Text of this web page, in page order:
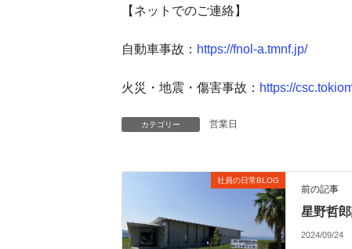
【ネットでのご連絡】
自動車事故： https://fnol-a.tmnf.jp/
火災・地震・傷害事故： https://
カテゴリー 営業日
社員の日常BLOG
前の記事
星野哲
2024/09/24